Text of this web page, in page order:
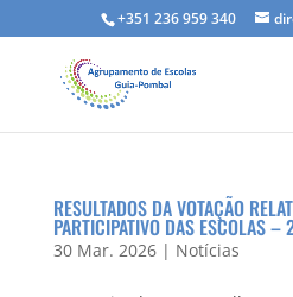
+351 236 959 340
RESULTADOS DA VOTAÇÃO
PARTICIPATIVO DAS ESCOLAS
30 Mar. 2026| Notícias